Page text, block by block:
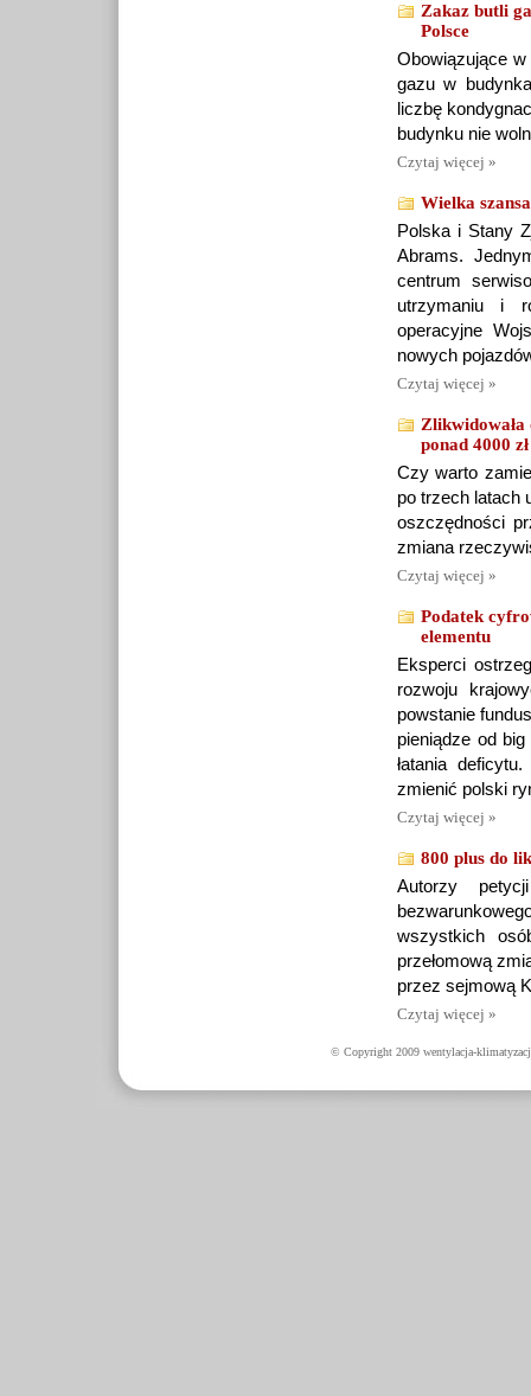
Zakaz butli
Polsce
Obowiązujące
gazu w
liczbę
budynku nie
Czytaj więcej »
Wielka
Polska i Stany
Abrams.
centrum
utrzymaniu i
operacyjne
nowych
Czytaj więcej »
Zlikwidowała
ponad 4000 zł
Czy warto
po trzech latach
oszczędności
zmiana
Czytaj więcej »
Podatek
elementu
Eksperci
rozwoju
powstanie
pieniądze od
łatania
zmienić polski
Czytaj więcej »
800 plus do
Autorzy
wszystkich
przełomową
przez sejmową
Czytaj więcej »
© Copyright 2009 wentylacja-